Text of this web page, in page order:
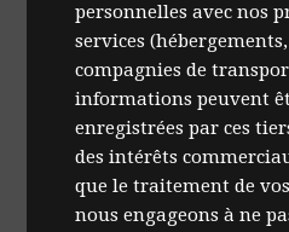
personnelles avec nos
services
compagnies de
informations peuvent
enregistrées par ces
des intérêts
que le traitement de
nous engageons à ne